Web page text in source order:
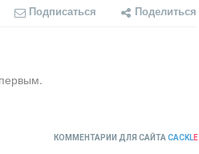
Подписаться Поделиться
КОММЕНТАРИИ ДЛЯ САЙТА CACKLE